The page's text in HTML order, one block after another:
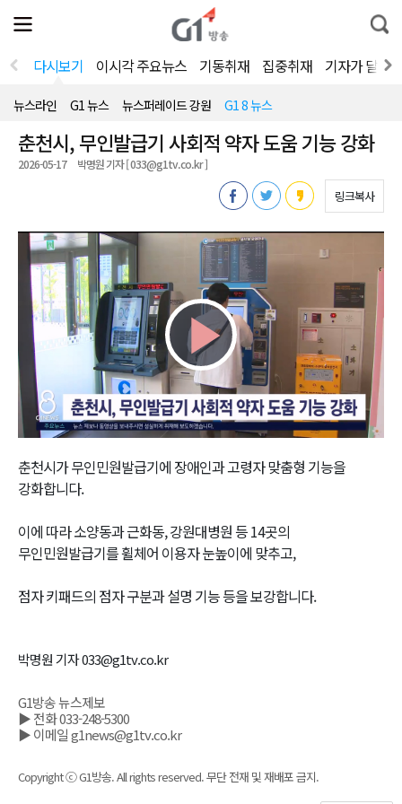
전
체
뉴
열
통
합
색
다시보기 이시각 주요뉴스 기동취재 집중취재 기자가 달려
뉴스라인 G1 뉴스 뉴스퍼레이드 강원 G1 8 뉴스
춘천시, 무인발급기 사회적 약자 도움 기능 강화
2026-05-17 박명원 기자 [ 033@g1tv.co.kr ]
링크복사
Play
Video
춘천시가 무인민원발급기에 장애인과 고령자 맞춤형 기능을
강화합니다.
이에 따라 소양동과 근화동, 강원대병원 등 14곳의
무인민원발급기를 휠체어 이용자 눈높이에 맞추고,
점자 키패드의 점자 구분과 설명 기능 등을 보강합니다.
박명원 기자 033@g1tv.co.kr
G1방송 뉴스제보
▶ 전화 033-248-5300
▶ 이메일 g1news@g1tv.co.kr
Copyright ⓒ G1방송. All rights reserved. 무단 전재 및 재배포 금지.